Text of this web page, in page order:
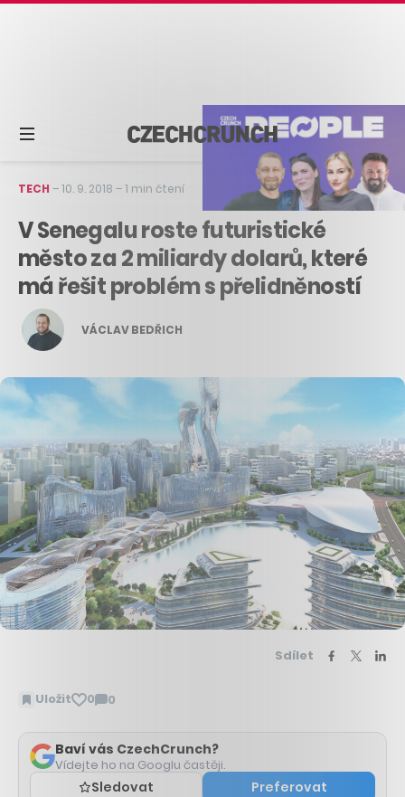
TECH –10. 9. 2018 –1 min čtení
V Senegalu roste futuristické
město za 2 miliardy dolarů, které
má řešit problém s přelidněností
VÁCLAV BEDŘICH
Sdílet
Uložit 0 0
Zobrazit
Baví vás CzechCrunch?
Vídejte ho na Googlu častěji.
Sledovat Preferovat